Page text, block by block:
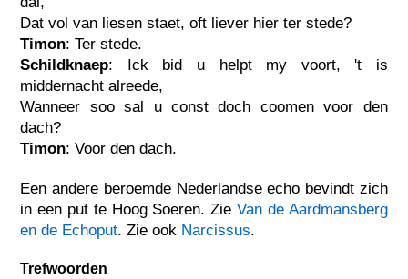
Dat vol van liesen staet, oft liever hier ter stede?
Timon: Ter stede.
Schildknaep: Ick bid u helpt my voort, 't is
middernacht alreede,
Wanneer soo sal u const doch coomen voor den
dach?
Timon: Voor den dach.
Een andere beroemde Nederlandse echo bevindt zich
in een put te Hoog Soeren. Zie Van de Aardmansberg
en de Echoput. Zie ook Narcissus.
Trefwoorden